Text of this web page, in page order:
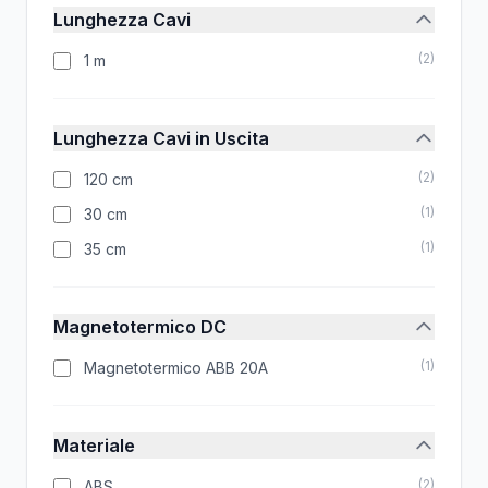
Lunghezza Cavi
1 m (2)
Lunghezza Cavi in Uscita
120 cm (2)
30 cm (1)
35 cm (1)
Magnetotermico DC
Magnetotermico ABB 20A (1)
Materiale
(2)